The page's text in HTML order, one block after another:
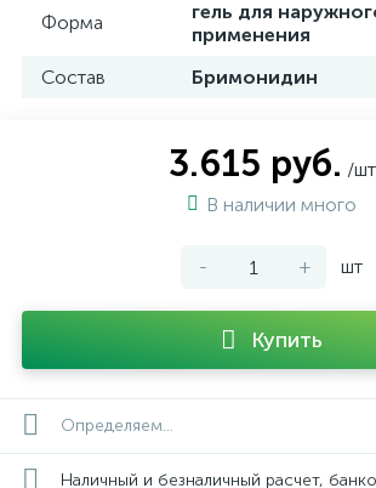
Форма
гель для
применения
Состав Бримонидин
3.615 руб. /шт
В наличии много
- + шт
Купить
Определяем...
Наличный и безналичный расчет,